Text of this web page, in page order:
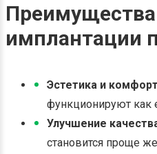
Преимущества
имплантации
Эстетика и
функционируют как
Улучшение
становится проще